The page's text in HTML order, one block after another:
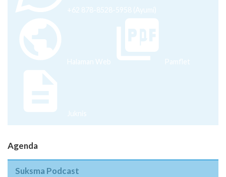
+62 878-8528-5958 (Ayumi)
Halaman Web Pamflet
Juknis
Agenda
Suksma Podcast